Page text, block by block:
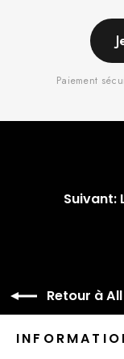
Paiement
Suivant:
Retour à